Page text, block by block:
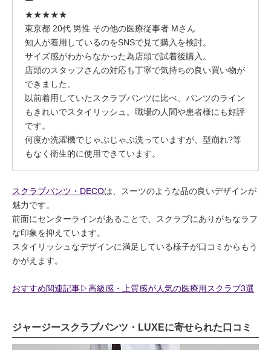
★★★★★
東京都 20代 男性 その他の医療従事者 Mさん
知人が着用しているのをSNSで見て購入を検討。
サイズ感がわからなかった為店頭で試着後購入。
店頭のスタッフさんの対応も丁寧で気持ちの良い買い物が
できました。
以前着用していたスクラブパンツに比べ、パンツのライン
もきれいでスタイリッシュ。職場の人間や患者様にも好評
です。
何度か洗濯機でじゃぶじゃぶ洗っていますが、型崩れ?等
もなく衛生的に使用できています。
スクラブパンツ・DECOは、スーツのような品の良いデザインが
魅力です。
前面にセンターラインがあることで、スクラブにありがちなラフ
な印象を抑えています。
スタイリッシュなデザインに満足している様子が口コミからもう
かがえます。
おすすめ関連記事▷高級感・上質感が人気の医療用スクラブ3選
ジャージースクラブパンツ・LUXEに寄せられた口コミ